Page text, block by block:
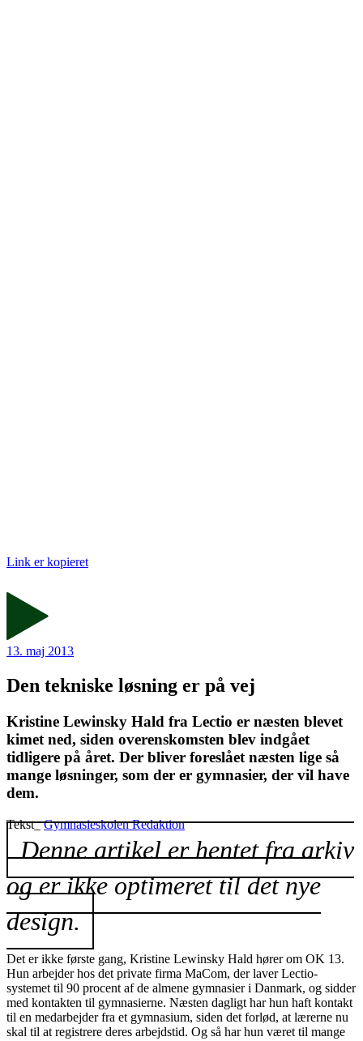
Link er kopieret
13. maj 2013
Den tekniske løsning er på vej
Kristine Lewinsky Hald fra Lectio er næsten blevet
kimet ned, siden overenskomsten blev indgået
tidligere på året. Der bliver foreslået næsten lige så
mange løsninger, som der er gymnasier, der vil have
dem.
Tekst_Gymnasieskolen Redaktion
Denne artikel er hentet fra arkiv
og er ikke optimeret til det nye
design.
Det er ikke første gang, Kristine Lewinsky Hald hører om OK 13.
Hun arbejder hos det private firma MaCom, der laver Lectio-
systemet til 90 procent af de almene gymnasier i Danmark, og sidder
med kontakten til gymnasierne. Næsten dagligt har hun haft kontakt
til en medarbejder fra et gymnasium, siden det forlød, at lærerne nu
skal til at registrere deres arbejdstid. Og så har hun været til mange